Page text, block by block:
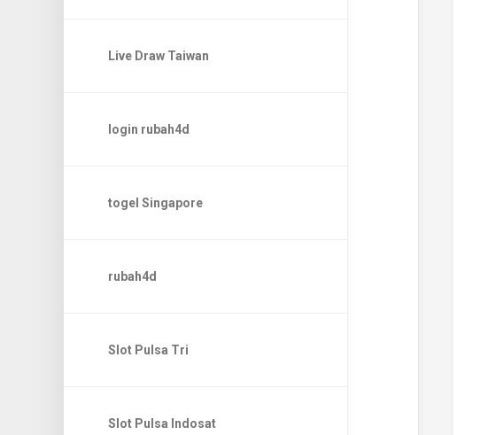
Live Draw Taiwan
login rubah4d
togel Singapore
rubah4d
Slot Pulsa Tri
Slot Pulsa Indosat